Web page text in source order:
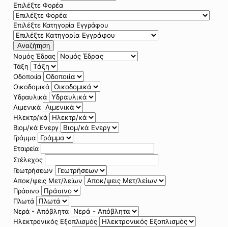
Επιλέξτε Φορέα
Επιλέξτε Κατηγορία Εγγράφου
Αναζήτηση
Νομός Έδρας
Τάξη
Οδοποιία
Οικοδομικά
Υδραυλικά
Λιμενικά
Ηλεκτρ/κά
Βιομ/κά Ενεργ
Γράμμα
Εταιρεία
Στέλεχος
Γεωτρήσεων
Αποκ/ψεις Μετ/λείων
Πράσινο
Πλωτά
Νερά - Απόβλητα
Ηλεκτρονικός Εξοπλισμός